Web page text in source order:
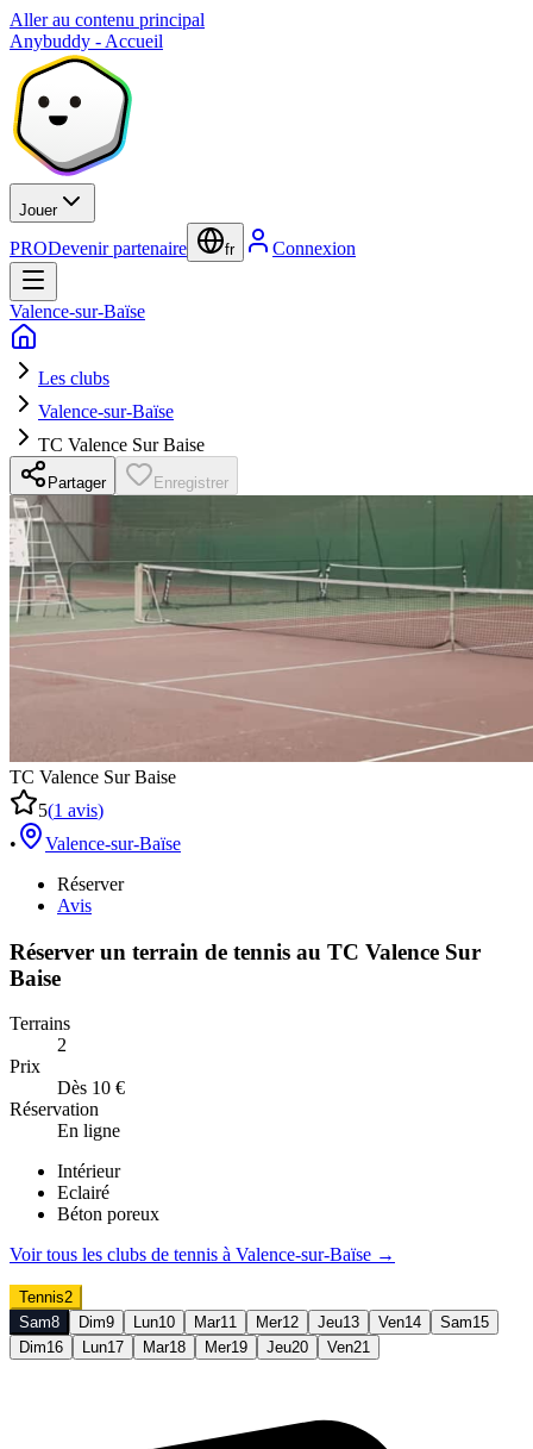
Aller au contenu principal
Anybuddy - Accueil
Jouer
PRODevenir partenaire fr Connexion
Valence-sur-Baïse
Les clubs
Valence-sur-Baïse
TC Valence Sur Baise
Partager Enregistrer
TC Valence Sur Baise
5(1 avis)
•
Valence-sur-Baïse
Réserver
Avis
Réserver un terrain de tennis au TC Valence Sur
Baise
Terrains
2
Prix
Dès 10 €
Réservation
En ligne
Intérieur
Eclairé
Béton poreux
Voir tous les clubs de tennis à Valence-sur-Baïse →
Tennis2
Sam8 Dim9 Lun10 Mar11 Mer12 Jeu13 Ven14 Sam15
Dim16 Lun17 Mar18 Mer19 Jeu20 Ven21